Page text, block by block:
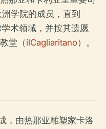
学院的成员，直到
术领域，并按其遗愿
堂（ilCagliaritano）。
，由热那亚雕塑家卡洛